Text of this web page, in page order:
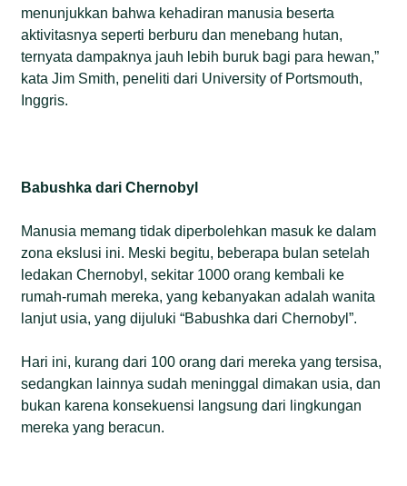
menunjukkan bahwa kehadiran manusia beserta
aktivitasnya seperti berburu dan menebang hutan,
ternyata dampaknya jauh lebih buruk bagi para hewan,”
kata Jim Smith, peneliti dari University of Portsmouth,
Inggris.
Babushka dari Chernobyl
Manusia memang tidak diperbolehkan masuk ke dalam
zona ekslusi ini. Meski begitu, beberapa bulan setelah
ledakan Chernobyl, sekitar 1000 orang kembali ke
rumah-rumah mereka, yang kebanyakan adalah wanita
lanjut usia, yang dijuluki “Babushka dari Chernobyl”.
Hari ini, kurang dari 100 orang dari mereka yang tersisa,
sedangkan lainnya sudah meninggal dimakan usia, dan
bukan karena konsekuensi langsung dari lingkungan
mereka yang beracun.